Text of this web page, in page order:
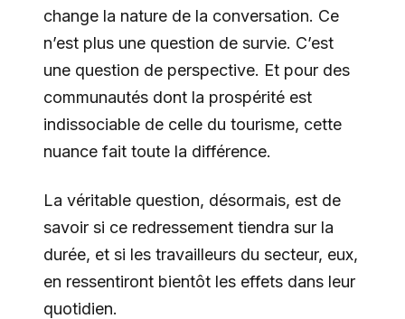
change la nature de la conversation. Ce
n’est plus une question de survie. C’est
une question de perspective. Et pour des
communautés dont la prospérité est
indissociable de celle du tourisme, cette
nuance fait toute la différence.
La véritable question, désormais, est de
savoir si ce redressement tiendra sur la
durée, et si les travailleurs du secteur, eux,
en ressentiront bientôt les effets dans leur
quotidien.